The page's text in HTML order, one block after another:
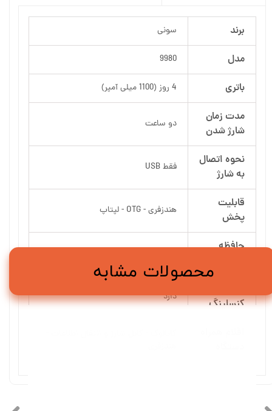
برند سونی
مدل 9980
باتری 4 روز (1100 میلی آمپر)
مدت زمان
شارژ شدن
دو ساعت
نحوه اتصال
به شارژ
فقط USB
قابلیت
پخش
هندزفری - OTG - لپتاپ
حافظه
کنسلینگ
دارد
محصولات مشابه